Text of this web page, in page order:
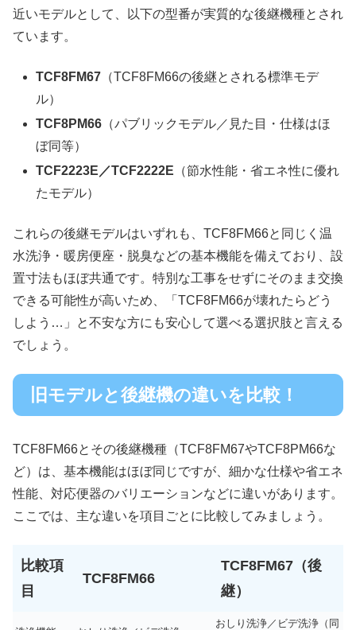
近いモデルとして、以下の型番が実質的な後継機種とされ
ています。
TCF8FM67 （TCF8FM66の後継とされる標準モデ
ル）
TCF8PM66 （パブリックモデル／見た目・仕様はほ
ぼ同等）
TCF2223E／TCF2222E （節水性能・省エネ性に優れ
たモデル）
これらの後継モデルはいずれも、TCF8FM66と同じく温
水洗浄・暖房便座・脱臭などの基本機能を備えており、設
置寸法もほぼ共通です。特別な工事をせずにそのまま交換
できる可能性が高いため、「TCF8FM66が壊れたらどう
しよう…」と不安な方にも安心して選べる選択肢と言える
でしょう。
旧モデルと後継機の違いを比較！
TCF8FM66とその後継機種（TCF8FM67やTCF8PM66な
ど）は、基本機能はほぼ同じですが、細かな仕様や省エネ
性能、対応便器のバリエーションなどに違いがあります。
ここでは、主な違いを項目ごとに比較してみましょう。
比較項
目
TCF8FM66
TCF8FM67（後
継）
おしり洗浄／ビデ洗浄（同